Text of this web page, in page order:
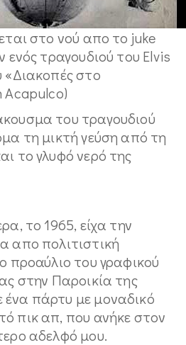
στο νού απο το juke
ενός τραγουδιού του Elvis
«Διακοπές στο
Acapulco)
του τραγουδιού
τη μικτή γεύση από τη
το γλυφό νερό της
το 1965, είχα την
απο πολιτιστική
προαύλιο του γραφικού
στην Παροικία της
πάρτυ με μοναδικό
πικ απ, που ανήκε στον
αδελφό μου.